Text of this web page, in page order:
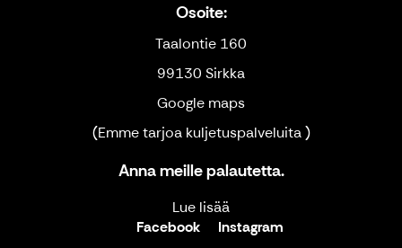
Osoite:
Taalontie 160
99130 Sirkka
Google maps
(Emme tarjoa kuljetuspalveluita )
Anna meille palautetta.
Lue lisää
Facebook
Instagram